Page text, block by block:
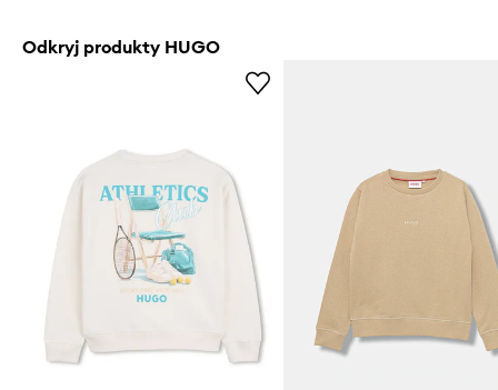
Odkryj produkty HUGO